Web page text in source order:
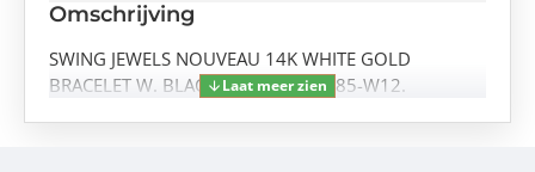
Omschrijving
SWING JEWELS NOUVEAU 14K WHITE GOLD
BRACELET W. BLACK CZ. SWDB10085-W12.